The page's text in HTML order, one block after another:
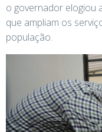
o governador elogiou
que ampliam os
população.